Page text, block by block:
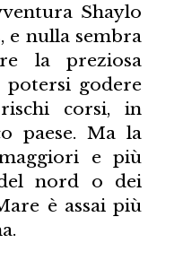
Shaylo
e nulla sembra
la preziosa
potersi godere
corsi, in
paese. Ma la
e più
nord o dei
è assai più